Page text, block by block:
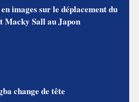
images sur le déplacement du
Macky Sall au Japon
change de tête